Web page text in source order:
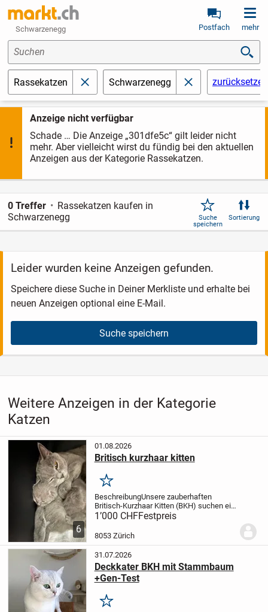
Schwarzenegg Postfach mehr
Anzeige nicht verfügbar
Schade … Die Anzeige „301dfe5c“ gilt leider nicht
mehr. Aber vielleicht wirst du fündig bei den aktuellen
Anzeigen aus der Kategorie Rassekatzen.
Suchen
Rassekatzen schließenSchwarzenegg schließenzurücksetzen
0 Treffer
Rassekatzen kaufen in
Schwarzenegg
Suche
speichern
Sortierung
Leider wurden keine Anzeigen gefunden.
Speichere diese Suche in Deiner Merkliste und erhalte bei
neuen Anzeigen optional eine E-Mail.
Suche speichern
Weitere Anzeigen in der Kategorie
Katzen
6
01.08.2026
Britisch kurzhaar kitten
Merken
BeschreibungUnsere zauberhaften
Britisch-Kurzhaar Kitten (BKH) suchen ein
liebevolles ZuhauseUnsere
wunderschönen Britisch-Kurzhaar Kitten
wachsen mit viel Liebe und Fürsorge in
1’000 CHFFestpreis
8053 Zürich
31.07.2026
Deckkater BKH mit Stammbaum
+Gen-Test
Merken